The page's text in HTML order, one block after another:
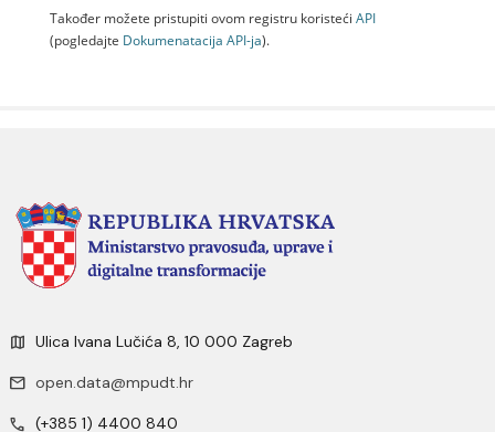
Također možete pristupiti ovom registru koristeći API
(pogledajte Dokumenаtаcijа API-jа).